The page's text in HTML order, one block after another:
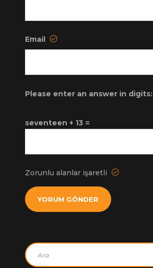
Email
Please enter an answer in digits:
seventeen + 13 =
Zorunlu alanlar işaretli